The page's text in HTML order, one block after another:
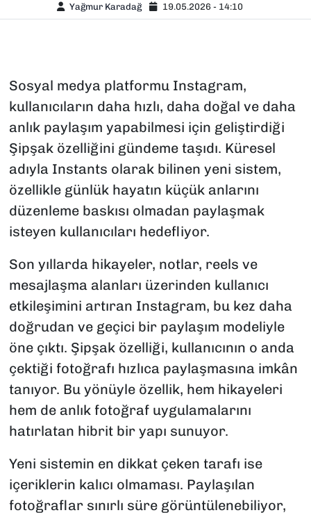
Yağmur Karadağ 19.05.2026 - 14:10
Sosyal medya platformu Instagram,
kullanıcıların daha hızlı, daha doğal ve daha
anlık paylaşım yapabilmesi için geliştirdiği
Şipşak özelliğini gündeme taşıdı. Küresel
adıyla Instants olarak bilinen yeni sistem,
özellikle günlük hayatın küçük anlarını
düzenleme baskısı olmadan paylaşmak
isteyen kullanıcıları hedefliyor.
Son yıllarda hikayeler, notlar, reels ve
mesajlaşma alanları üzerinden kullanıcı
etkileşimini artıran Instagram, bu kez daha
doğrudan ve geçici bir paylaşım modeliyle
öne çıktı. Şipşak özelliği, kullanıcının o anda
çektiği fotoğrafı hızlıca paylaşmasına imkân
tanıyor. Bu yönüyle özellik, hem hikayeleri
hem de anlık fotoğraf uygulamalarını
hatırlatan hibrit bir yapı sunuyor.
Yeni sistemin en dikkat çeken tarafı ise
içeriklerin kalıcı olmaması. Paylaşılan
fotoğraflar sınırlı süre görüntülenebiliyor,